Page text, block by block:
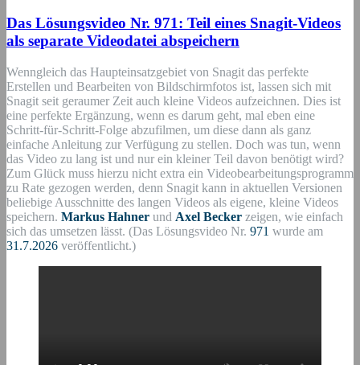
Das Lösungsvideo Nr. 971: Teil eines Snagit-Videos
als separate Videodatei abspeichern
Wenngleich das Haupteinsatzgebiet von Snagit das perfekte
Erstellen und Bearbeiten von Bildschirmfotos ist, lassen sich mit
Snagit seit geraumer Zeit auch kleine Videos aufzeichnen. Dies ist
eine perfekte Ergänzung, wenn es darum geht, mal eben eine
Schritt-für-Schritt-Folge abzufilmen, um diese dann als ganz
einfache Anleitung zur Verfügung zu stellen. Doch was tun, wenn
das Video zu lang ist und nur ein kleiner Teil davon benötigt wird?
Zum Glück muss hierzu nicht extra ein Videobearbeitungsprogramm
zu Rate gezogen werden, denn Snagit kann in aktuellen Versionen
beliebige Ausschnitte des langen Videos als eigene, kleine Videos
speichern. Markus Hahner und Axel Becker zeigen, wie einfach
sich das umsetzen lässt. (Das Lösungsvideo Nr. 971 wurde am
31.7.2026 veröffentlicht.)